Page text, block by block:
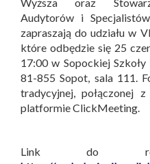
Audytorów i
zapraszają do udziału w
które odbędzie się 25
17:00 w Sopockiej Szkoły
81-855 Sopot, sala 111.
tradycyjnej, połączonej
platformie ClickMeeting.
Link do